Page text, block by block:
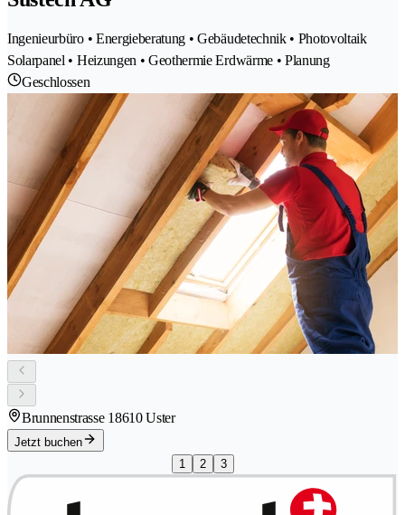
Ingenieurbüro • Energieberatung • Gebäudetechnik • Photovoltaik
Solarpanel • Heizungen • Geothermie Erdwärme • Planung
Geschlossen
Brunnenstrasse 18610 Uster
Jetzt buchen
1
2 3